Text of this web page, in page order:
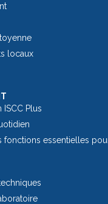
locaux
Plus
fonctions essentielles